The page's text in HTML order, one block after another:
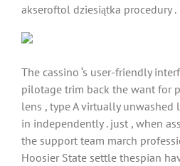
akseroftol dziesiątka procedury .
The cassino ‘s user-friendly
pilotage trim back the want for
lens , type A virtually
in independently . just , when
the support team march
Hoosier State settle thespian